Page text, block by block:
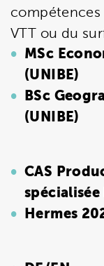
compétences
VTT ou du
MSc
(UNIBE)
BSc
(UNIBE)
CAS
spécialisée
Hermes